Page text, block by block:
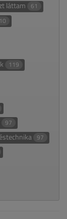
láttam 61
10
119
97
97